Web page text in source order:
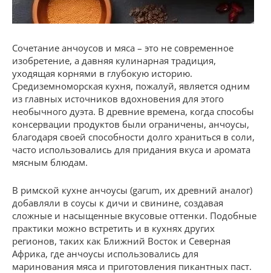
Сочетание анчоусов и мяса – это не современное
изобретение, а давняя кулинарная традиция,
уходящая корнями в глубокую историю.
Средиземноморская кухня, пожалуй, является одним
из главных источников вдохновения для этого
необычного дуэта. В древние времена, когда способы
консервации продуктов были ограничены, анчоусы,
благодаря своей способности долго храниться в соли,
часто использовались для придания вкуса и аромата
мясным блюдам.
В римской кухне анчоусы (garum, их древний аналог)
добавляли в соусы к дичи и свинине, создавая
сложные и насыщенные вкусовые оттенки. Подобные
практики можно встретить и в кухнях других
регионов, таких как Ближний Восток и Северная
Африка, где анчоусы использовались для
маринования мяса и приготовления пикантных паст.